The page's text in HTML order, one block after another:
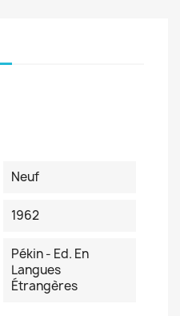
Neuf
1962
Pékin - Ed. En
Langues
Étrangères